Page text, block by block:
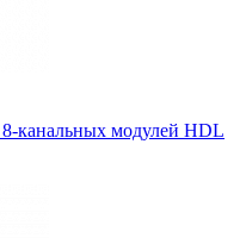
канальных модулей HDL